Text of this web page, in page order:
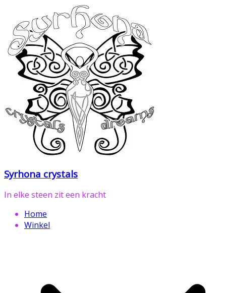
naar
inhoud
Syrhona crystals
In elke steen zit een kracht
Home
Winkel